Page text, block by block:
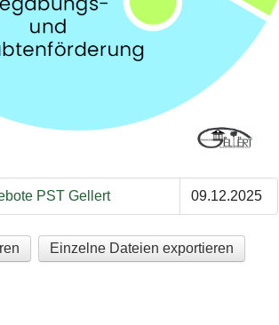
PST Gellert 09.12.2025
Einzelne Dateien exportieren